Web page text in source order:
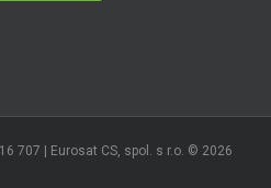
707 | Eurosat CS, spol. s r.o. © 2026